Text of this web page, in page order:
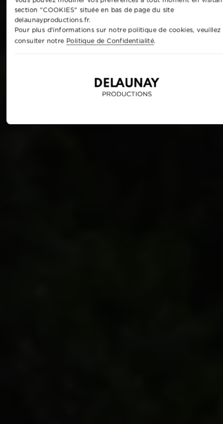
section "COOKIES" située en bas de page du site
delaunayproductions.fr.
Pour plus d'informations sur notre politique de cookies, veuillez
consulter notre Politique de Confidentialité.